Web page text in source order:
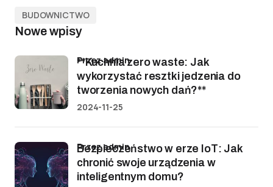
BUDOWNICTWO
Nowe wpisy
**Kuchnia zero waste: Jak
wykorzystać resztki jedzenia do
tworzenia nowych dań?**
przez admin
2024-11-25
Bezpieczeństwo w erze IoT: Jak
chronić swoje urządzenia w
inteligentnym domu?
przez admin